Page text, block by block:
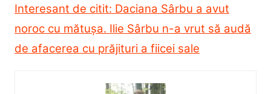
Interesant de citit: Daciana Sârbu a avut
noroc cu mătușa. Ilie Sârbu n-a vrut să audă
de afacerea cu prăjituri a fiicei sale